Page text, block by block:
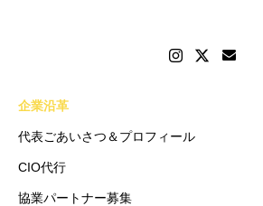
企業沿革
代表ごあいさつ＆プロフィール
CIO代行
協業パートナー募集